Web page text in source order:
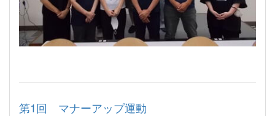
第1回 マナーアップ運動